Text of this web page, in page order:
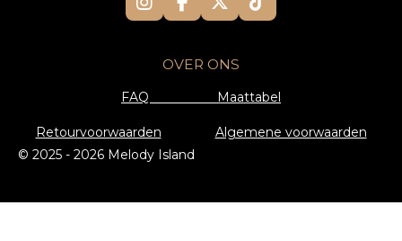
I
n
g
a
m
F
a
e
X
T
i
k
OVER ONS
FAQ Maattabel
Retourvoorwaarden
Algemene voorwaarden
© 2025 - 2026 Melody Island